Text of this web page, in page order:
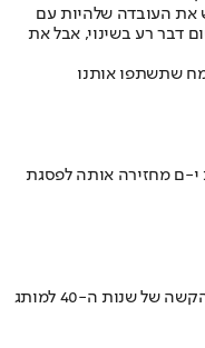
את העובדה שלהיות עם
דבר רע בשינוי, אבל את
שתשתפו אותנו
ם מחזירה אותה לפסגת
איך אסם הפכה את תקופת הצנע והמחסור הקשה של שנות ה-40 למותג